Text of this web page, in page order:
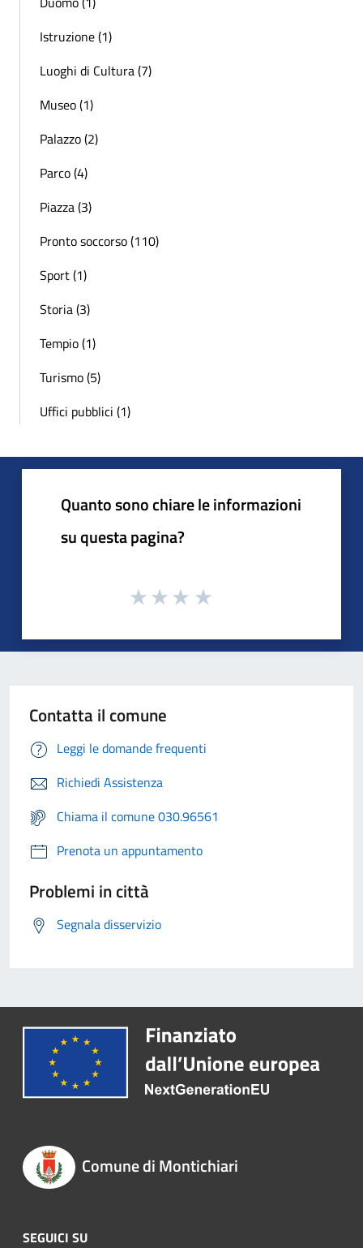
Istruzione (1)
Luoghi di Cultura (7)
Museo (1)
Palazzo (2)
Parco (4)
Piazza (3)
Pronto soccorso (110)
Sport (1)
Storia (3)
Tempio (1)
Turismo (5)
Uffici pubblici (1)
Quanto sono chiare le informazioni
su questa pagina?
Contatta il comune
Leggi le domande frequenti
Richiedi Assistenza
Chiama il comune 030.96561
Prenota un appuntamento
Problemi in città
Segnala disservizio
Comune di Montichiari
SEGUICI SU